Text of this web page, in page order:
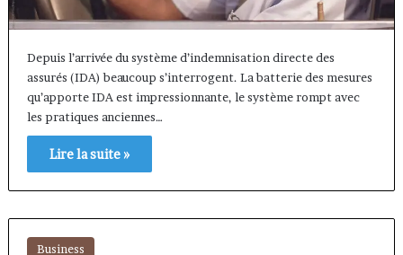
Depuis l’arrivée du système d’indemnisation directe des
assurés (IDA) beaucoup s’interrogent. La batterie des mesures
qu’apporte IDA est impressionnante, le système rompt avec
les pratiques anciennes…
Lire la suite »
Business